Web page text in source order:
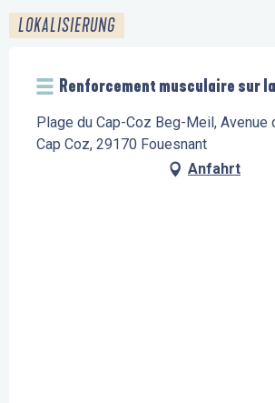
LOKALISIERUNG
Renforcement musculaire sur
Plage du Cap-Coz Beg-Meil, Avenue
Cap Coz, 29170 Fouesnant
Anfahrt